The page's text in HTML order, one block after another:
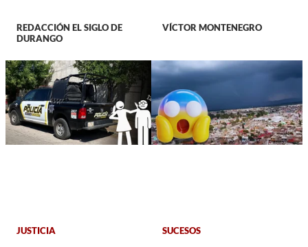
REDACCIÓN EL SIGLO DE
DURANGO
VÍCTOR MONTENEGRO
JUSTICIA SUCESOS